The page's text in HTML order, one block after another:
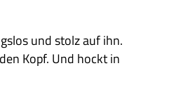
und stolz auf ihn.
Kopf. Und hockt in